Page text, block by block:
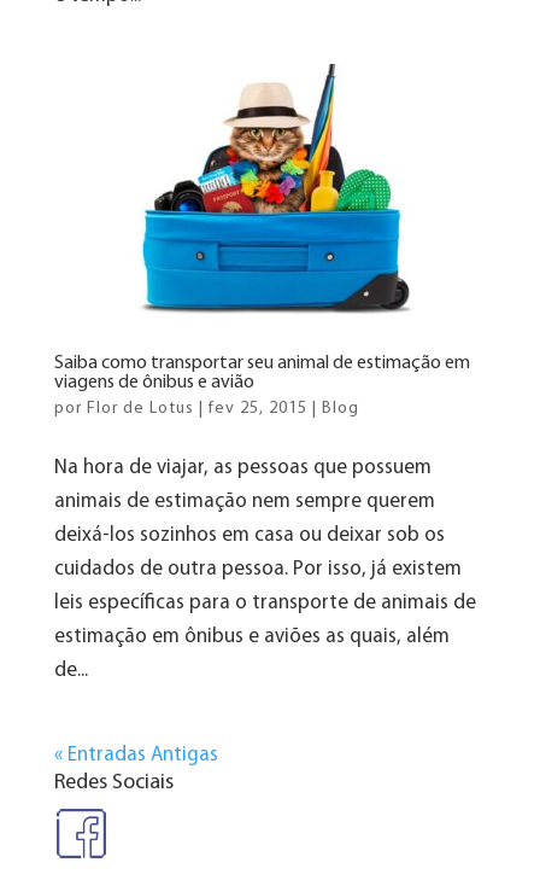
Saiba como transportar seu animal de estimação em
viagens de ônibus e avião
por Flor de Lotus fev 25, 2015 Blog
Na hora de viajar, as pessoas que possuem
animais de estimação nem sempre querem
deixá-los sozinhos em casa ou deixar sob os
cuidados de outra pessoa. Por isso, já existem
leis específicas para o transporte de animais de
estimação em ônibus e aviões as quais, além
de...
« Entradas Antigas
Redes Sociais